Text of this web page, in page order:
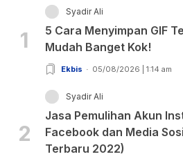
1
Syadir Ali
5 Cara Menyimpan GIF
Mudah Banget Kok!
Ekbis 05/08/2026 | 1:14 am
2
Syadir Ali
Jasa Pemulihan Akun
Facebook dan Media
Terbaru 2022)